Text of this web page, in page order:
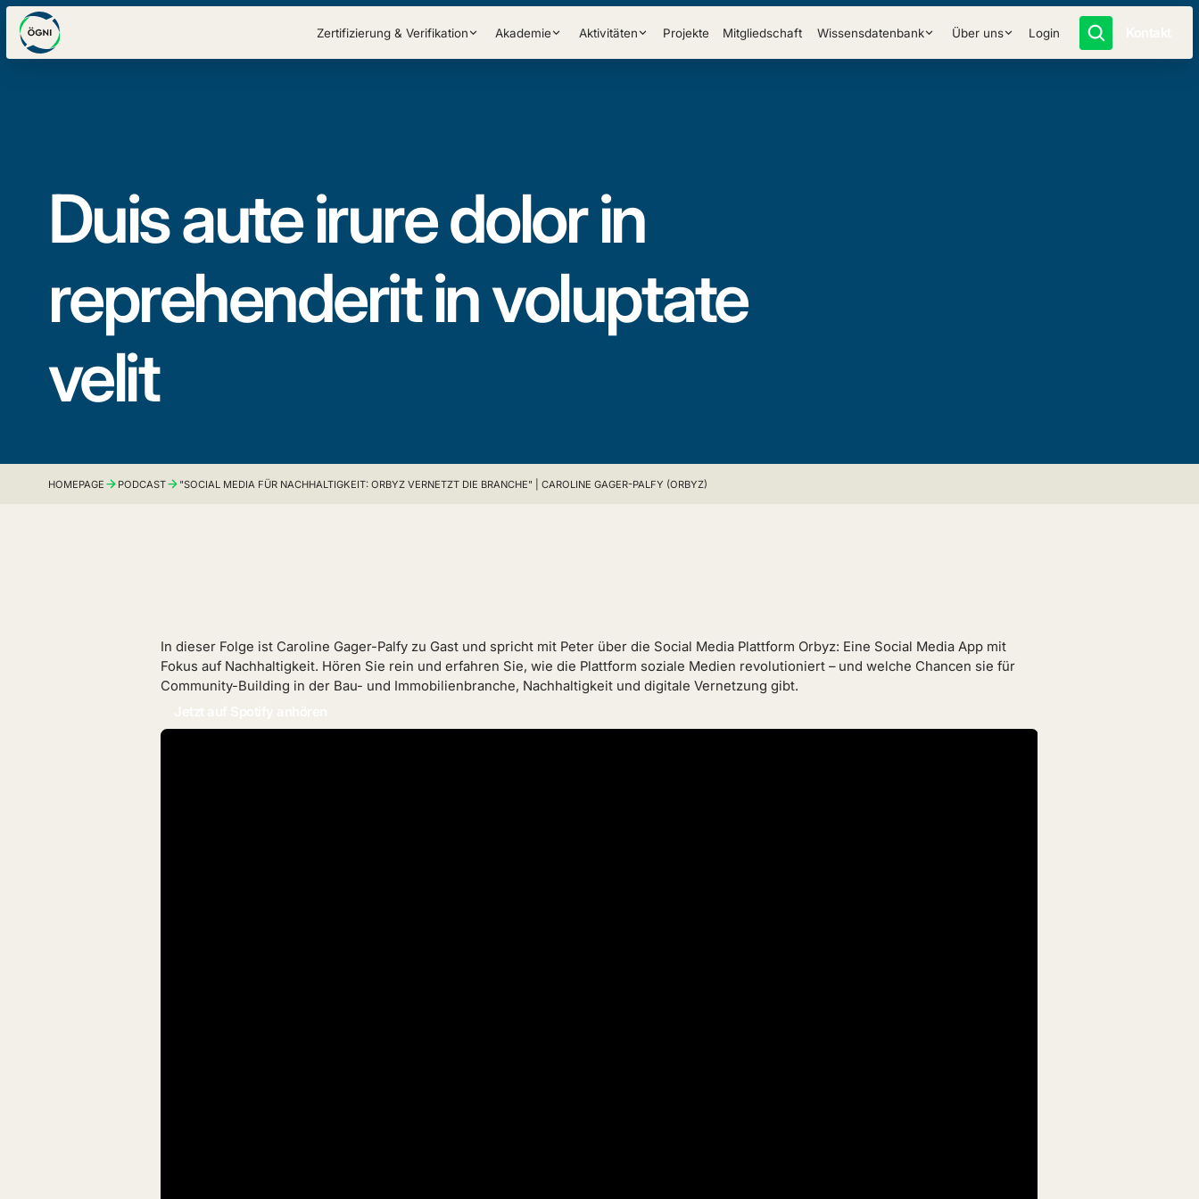
Zertifizierung & Verifikation Akademie Aktivitäten Projekte Mitgliedschaft Wissensdatenbank Über uns Login
Duis aute irure dolor in
reprehenderit in voluptate
velit
HOMEPAGE PODCAST "SOCIAL MEDIA FÜR NACHHALTIGKEIT: ORBYZ VERNETZT DIE BRANCHE" | CAROLINE GAGER-PALFY (ORBYZ)
In dieser Folge ist Caroline Gager-Palfy zu Gast und spricht mit Peter über die Social Media Plattform Orbyz: Eine Social Media App mit
Fokus auf Nachhaltigkeit. Hören Sie rein und erfahren Sie, wie die Plattform soziale Medien revolutioniert – und welche Chancen sie für
Community-Building in der Bau- und Immobilienbranche, Nachhaltigkeit und digitale Vernetzung gibt.